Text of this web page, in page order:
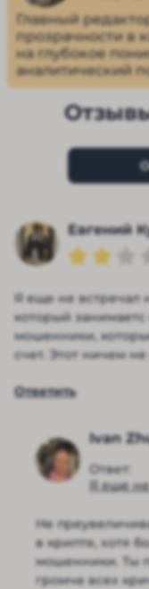
Главный
прозрачности в
на глубокое
аналитический
Евгений
Я еще не встречал
который
мошенники,
счет. Этот ничем
Ответить
Ivan
Ответ:
Я еще не
Не
в крипте, хотя
мошенники. Ты
громче всех